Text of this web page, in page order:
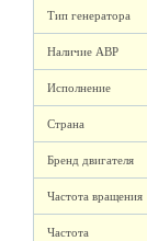
Тип генератора
Наличие АВР
Исполнение
Страна
Бренд двигателя
Частота вращения
Частота